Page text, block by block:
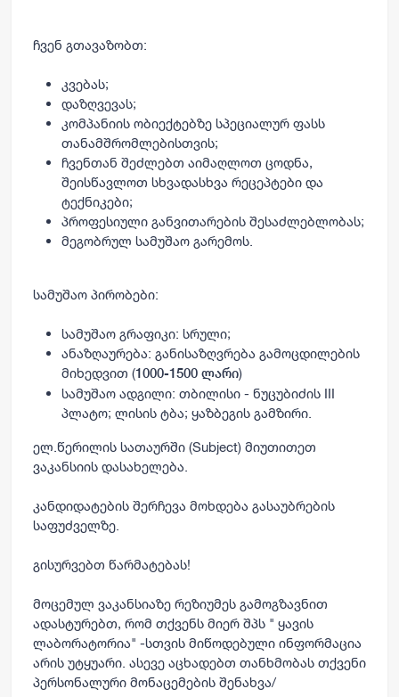
ჩვენ გთავაზობთ:
კვებას;
დაზღვევას;
კომპანიის ობიექტებზე სპეციალურ ფასს
თანამშრომლებისთვის;
ჩვენთან შეძლებთ აიმაღლოთ ცოდნა,
შეისწავლოთ სხვადასხვა რეცეპტები და
ტექნიკები;
პროფესიული განვითარების შესაძლებლობას;
მეგობრულ სამუშაო გარემოს.
სამუშაო პირობები:
სამუშაო გრაფიკი: სრული;
ანაზღაურება: განისაზღვრება გამოცდილების
მიხედვით (1000-1500 ლარი)
სამუშაო ადგილი: თბილისი - ნუცუბიძის III
პლატო; ლისის ტბა; ყაზბეგის გამზირი.
ელ.წერილის სათაურში (Subject) მიუთითეთ
ვაკანსიის დასახელება.
კანდიდატების შერჩევა მოხდება გასაუბრების
საფუძველზე.
გისურვებთ წარმატებას!
მოცემულ ვაკანსიაზე რეზიუმეს გამოგზავნით
ადასტურებთ, რომ თქვენს მიერ შპს " ყავის
ლაბორატორია" -სთვის მიწოდებული ინფორმაცია
არის უტყუარი. ასევე აცხადებთ თანხმობას თქვენი
პერსონალური მონაცემების შენახვა/